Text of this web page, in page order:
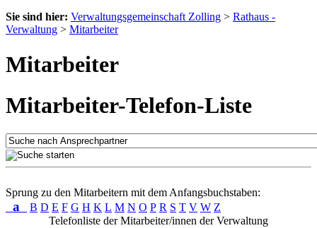
Sie sind hier: Verwaltungsgemeinschaft Zolling > Rathaus -
Verwaltung > Mitarbeiter
Mitarbeiter
Mitarbeiter-Telefon-Liste
Sprung zu den Mitarbeitern mit dem Anfangsbuchstaben:
a B D E F G H K L M N O P R S T V W Z
Telefonliste der Mitarbeiter/innen der Verwaltung